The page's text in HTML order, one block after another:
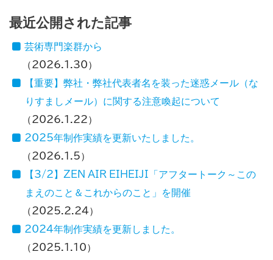
最近公開された記事
芸術専門楽群から
2026.1.30
【重要】弊社・弊社代表者名を装った迷惑メール（な
りすましメール）に関する注意喚起について
2026.1.22
2025年制作実績を更新いたしました。
2026.1.5
【3/2】ZEN AIR EIHEIJI「アフタートーク～この
まえのこと＆これからのこと」を開催
2025.2.24
2024年制作実績を更新しました。
2025.1.10